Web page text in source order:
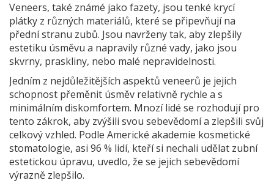
Veneers, také známé jako fazety, jsou tenké krycí
plátky z různých materiálů, které se připevňují na
přední stranu zubů. Jsou navrženy tak, aby zlepšily
estetiku úsměvu a napravily různé vady, jako jsou
skvrny, praskliny, nebo malé nepravidelnosti.
Jedním z nejdůležitějších aspektů veneerů je jejich
schopnost přeměnit úsměv relativně rychle a s
minimálním diskomfortem. Mnozí lidé se rozhodují pro
tento zákrok, aby zvýšili svou sebevědomí a zlepšili svůj
celkový vzhled. Podle Americké akademie kosmetické
stomatologie, asi 96 % lidí, kteří si nechali udělat zubní
estetickou úpravu, uvedlo, že se jejich sebevědomí
výrazně zlepšilo.